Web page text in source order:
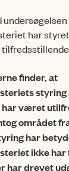
har
finder, at
har været
området
har
ikke
har drevet